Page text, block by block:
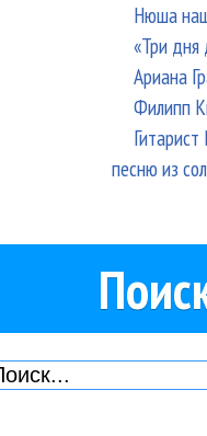
Нюша
«Три дня
Ариана
Филипп
песню из